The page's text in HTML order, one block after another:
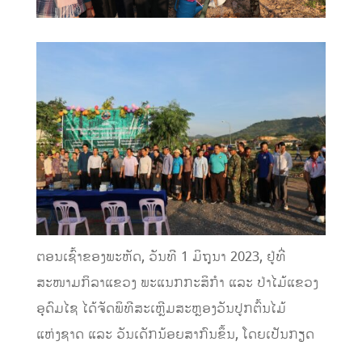
ຕອນເຊົ້າຂອງພະຫັດ, ວັນທີ 1 ມິຖຸນາ 2023, ຢູ່ທີ່
ສະໜາມກິລາແຂວງ ພະແນກກະສິກໍາ ແລະ ປ່າໄມ້ແຂວງ
ອຸດົມໄຊ ໄດ້ຈັດພິທີສະເຫຼີມສະຫຼອງວັນປູກຕົ້ນໄມ້
ແຫ່ງຊາດ ແລະ ວັນເດັກນ້ອຍສາກົນຂຶ້ນ, ໂດຍເປັນກຽດ